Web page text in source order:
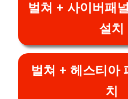
벌쳐 + 사이버패
설치
벌쳐 + 헤스티아
치